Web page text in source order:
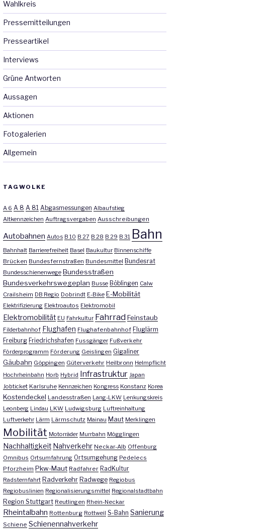
Wahlkreis
Pressemitteilungen
Presseartikel
Interviews
Grüne Antworten
Aussagen
Aktionen
Fotogalerien
Allgemein
TAGWOLKE
A 6 A 8 A 81 Abgasmessungen Albaufstieg
Altkennzeichen Auftragsvergaben Ausschreibungen
Autobahnen Autos B 10 B 27 B 28 B 29 B 31 Bahn
Bahnhalt Barrierefreiheit Basel Baukultur Binnenschiffe
Brücken Bundesfernstraßen Bundesmittel Bundesrat
Bundesschienenwege Bundesstraßen
Bundesverkehrswegeplan Busse Böblingen Calw
Crailsheim DB Regio Dobrindt E-Bike E-Mobilität
Elektrifizierung Elektroautos Elektromobil
Elektromobilität EU Fahrkultur Fahrrad Feinstaub
Filderbahnhof Flughafen Flughafenbahnhof Fluglärm
Freiburg Friedrichshafen Fussgänger Fußverkehr
Förderprogramm Förderung Geislingen Gigaliner
Gäubahn Göppingen Güterverkehr Heilbronn Helmpflicht
Hochrheinbahn Horb Hybrid Infrastruktur Japan
Jobticket Karlsruhe Kennzeichen Kongress Konstanz Korea
Kostendeckel Landesstraßen Lang-LKW Lenkungskreis
Leonberg Lindau LKW Ludwigsburg Luftreinhaltung
Luftverkehr Lärm Lärmschutz Mainau Maut Merklingen
Mobilität Motorräder Murrbahn Mögglingen
Nachhaltigkeit Nahverkehr Neckar-Alb Offenburg
Omnibus Ortsumfahrung Ortsumgehung Pedelecs
Pforzheim Pkw-Maut Radfahrer RadKultur
Radsternfahrt Radverkehr Radwege Regiobus
Regiobuslinien Regionalisierungsmittel Regionalstadtbahn
Region Stuttgart Reutlingen Rhein-Neckar
Rheintalbahn Rottenburg Rottweil S-Bahn Sanierung
Schiene Schienennahverkehr